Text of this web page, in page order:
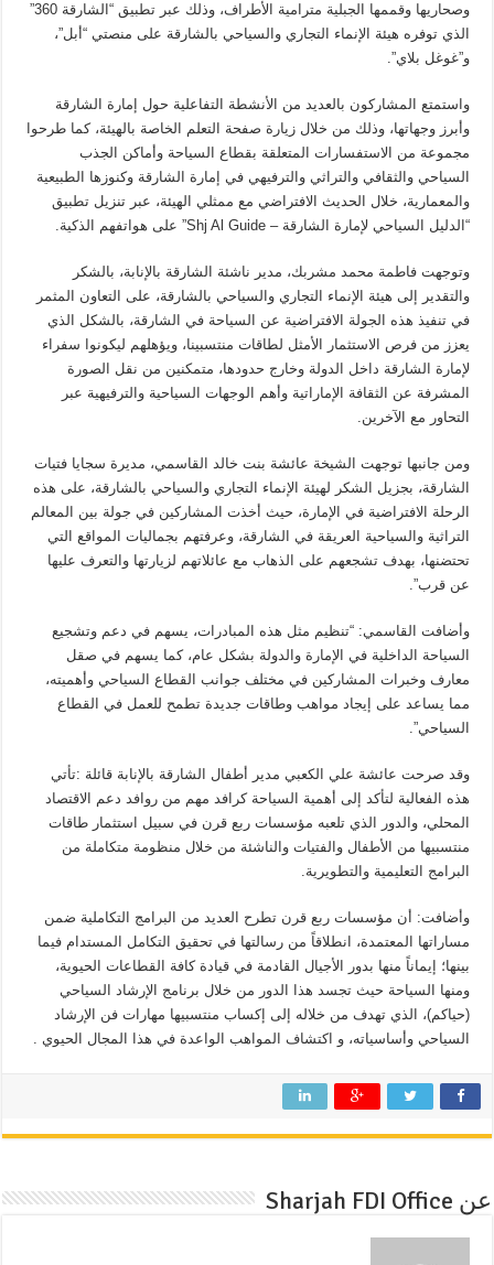
وصحاريها وقممها الجبلية مترامية الأطراف، وذلك عبر تطبيق “الشارقة 360”
الذي توفره هيئة الإنماء التجاري والسياحي بالشارقة على منصتي “أبل”،
و”غوغل بلاي”.
واستمتع المشاركون بالعديد من الأنشطة التفاعلية حول إمارة الشارقة
وأبرز وجهاتها، وذلك من خلال زيارة صفحة التعلم الخاصة بالهيئة، كما طرحوا
مجموعة من الاستفسارات المتعلقة بقطاع السياحة وأماكن الجذب
السياحي والثقافي والتراثي والترفيهي في إمارة الشارقة وكنوزها الطبيعية
والمعمارية، خلال الحديث الافتراضي مع ممثلي الهيئة، عبر تنزيل تطبيق
“الدليل السياحي لإمارة الشارقة – Shj Al Guide” على هواتفهم الذكية.
وتوجهت فاطمة محمد مشربك، مدير ناشئة الشارقة بالإنابة، بالشكر
والتقدير إلى هيئة الإنماء التجاري والسياحي بالشارقة، على التعاون المثمر
في تنفيذ هذه الجولة الافتراضية عن السياحة في الشارقة، بالشكل الذي
يعزز من فرص الاستثمار الأمثل لطاقات منتسبينا، ويؤهلهم ليكونوا سفراء
لإمارة الشارقة داخل الدولة وخارج حدودها، متمكنين من نقل الصورة
المشرفة عن الثقافة الإماراتية وأهم الوجهات السياحية والترفيهية عبر
التحاور مع الآخرين.
ومن جانبها توجهت الشيخة عائشة بنت خالد القاسمي، مديرة سجايا فتيات
الشارقة، بجزيل الشكر لهيئة الإنماء التجاري والسياحي بالشارقة، على هذه
الرحلة الافتراضية في الإمارة، حيث أخذت المشاركين في جولة بين المعالم
التراثية والسياحية العريقة في الشارقة، وعرفتهم بجماليات المواقع التي
تحتضنها، بهدف تشجعهم على الذهاب مع عائلاتهم لزيارتها والتعرف عليها
عن قرب”.
وأضافت القاسمي: “تنظيم مثل هذه المبادرات، يسهم في دعم وتشجيع
السياحة الداخلية في الإمارة والدولة بشكل عام، كما يسهم في صقل
معارف وخبرات المشاركين في مختلف جوانب القطاع السياحي وأهميته،
مما يساعد على إيجاد مواهب وطاقات جديدة تطمح للعمل في القطاع
السياحي”.
وقد صرحت عائشة علي الكعبي مدير أطفال الشارقة بالإنابة قائلة :تأتي
هذه الفعالية لتأكد إلى أهمية السياحة كرافد مهم من روافد دعم الاقتصاد
المحلي، والدور الذي تلعبه مؤسسات ربع قرن في سبيل استثمار طاقات
منتسبيها من الأطفال والفتيات والناشئة من خلال منظومة متكاملة من
البرامج التعليمية والتطويرية.
وأضافت: أن مؤسسات ربع قرن تطرح العديد من البرامج التكاملية ضمن
مساراتها المعتمدة، انطلاقاً من رسالتها في تحقيق التكامل المستدام فيما
بينها؛ إيماناً منها بدور الأجيال القادمة في قيادة كافة القطاعات الحيوية،
ومنها السياحة حيث تجسد هذا الدور من خلال برنامج الإرشاد السياحي
(حياكم)، الذي تهدف من خلاله إلى إكساب منتسبيها مهارات فن الإرشاد
السياحي وأساسياته، و اكتشاف المواهب الواعدة في هذا المجال الحيوي .
عن Sharjah FDI Office